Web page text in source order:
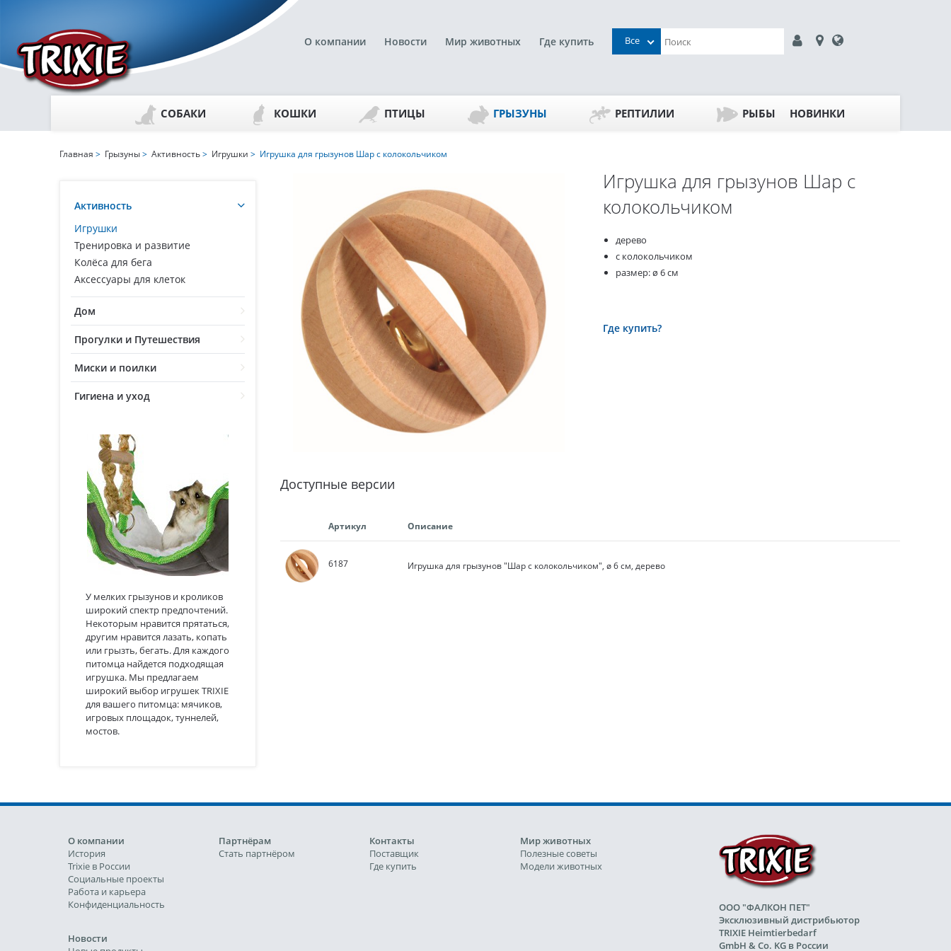
О компании Новости Мир животных Где купить Все
СОБАКИ КОШКИ ПТИЦЫ ГРЫЗУНЫ РЕПТИЛИИ РЫБЫ НОВИНКИ
Активность
Игрушки
Тренировка и развитие
Колёса для бега
Аксессуары для клеток
Дом
Прогулки и Путешествия
Миски и поилки
Гигиена и уход
У мелких грызунов и кроликов
широкий спектр предпочтений.
Некоторым нравится прятаться,
другим нравится лазать, копать
или грызть, бегать. Для каждого
питомца найдется подходящая
игрушка. Мы предлагаем
широкий выбор игрушек TRIXIE
для вашего питомца: мячиков,
игровых площадок, туннелей,
мостов.
Главная > Грызуны> Активность> Игрушки > Игрушка для грызунов Шар с колокольчиком
Игрушка для грызунов Шар с
колокольчиком
дерево
с колокольчиком
размер: ø 6 см
Где купить?
Доступные версии
Артикул Описание
6187 Игрушка для грызунов "Шар с колокольчиком", ø 6 см, дерево
О компании
История
Trixie в России
Социальные проекты
Работа и карьера
Конфиденциальность
Партнёрам
Стать партнёром
Контакты
Поставщик
Где купить
Мир животных
Полезные советы
Модели животных
Новости
ООО "ФАЛКОН ПЕТ"
Эксклюзивный дистрибьютор
TRIXIE Heimtierbedarf
GmbH & Co. KG в России